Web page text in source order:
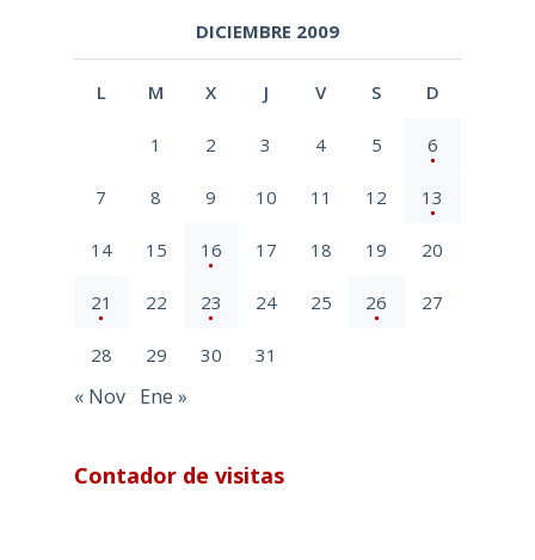
DICIEMBRE 2009
L M X J V S D
1 2 3 4 5 6
7 8 9 10 11 12 13
14 15 16 17 18 19 20
21 22 23 24 25 26 27
28 29 30 31
« Nov Ene »
Contador de visitas